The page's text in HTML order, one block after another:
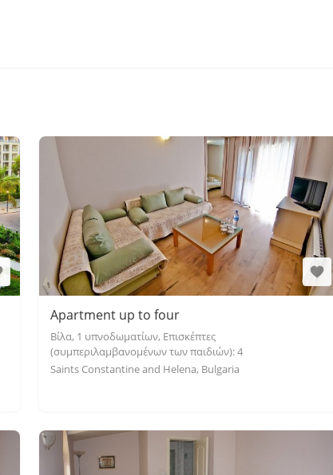
Apartment up to four
Βίλα, 1 υπνοδωματίων, Επισκέπτες
(συμπεριλαμβανομένων των παιδιών): 4
Saints Constantine and Helena, Bulgaria